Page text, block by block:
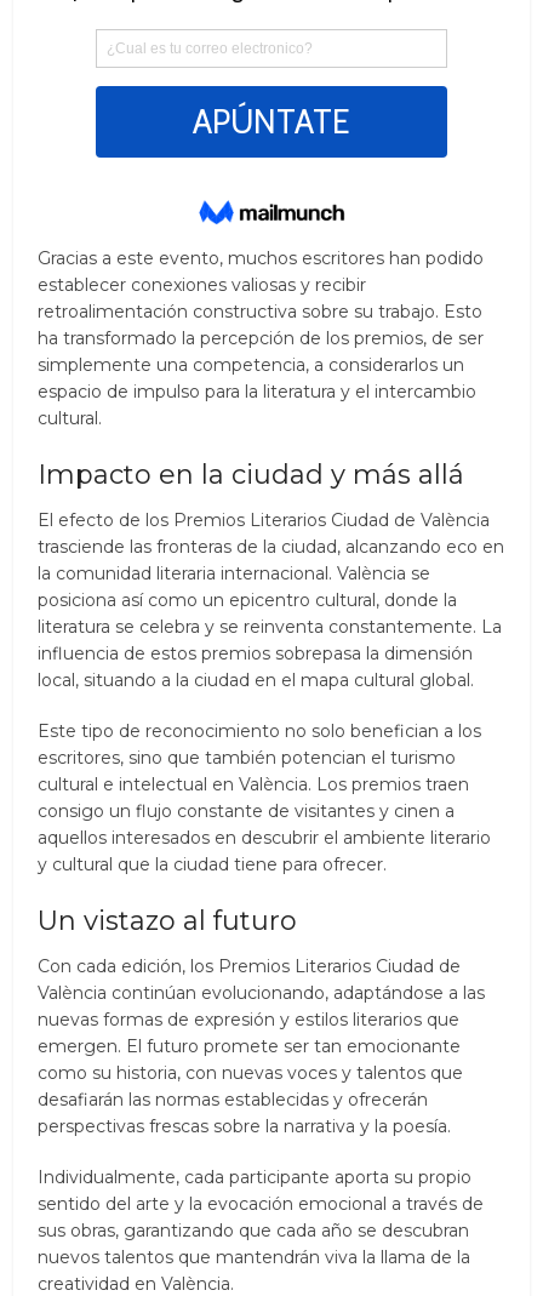
Gracias a este evento, muchos escritores han podido
establecer conexiones valiosas y recibir
retroalimentación constructiva sobre su trabajo. Esto
ha transformado la percepción de los premios, de ser
simplemente una competencia, a considerarlos un
espacio de impulso para la literatura y el intercambio
cultural.
Impacto en la ciudad y más allá
El efecto de los Premios Literarios Ciudad de València
trasciende las fronteras de la ciudad, alcanzando eco en
la comunidad literaria internacional. València se
posiciona así como un epicentro cultural, donde la
literatura se celebra y se reinventa constantemente. La
influencia de estos premios sobrepasa la dimensión
local, situando a la ciudad en el mapa cultural global.
Este tipo de reconocimiento no solo benefician a los
escritores, sino que también potencian el turismo
cultural e intelectual en València. Los premios traen
consigo un flujo constante de visitantes y cinen a
aquellos interesados en descubrir el ambiente literario
y cultural que la ciudad tiene para ofrecer.
Un vistazo al futuro
Con cada edición, los Premios Literarios Ciudad de
València continúan evolucionando, adaptándose a las
nuevas formas de expresión y estilos literarios que
emergen. El futuro promete ser tan emocionante
como su historia, con nuevas voces y talentos que
desafiarán las normas establecidas y ofrecerán
perspectivas frescas sobre la narrativa y la poesía.
Individualmente, cada participante aporta su propio
sentido del arte y la evocación emocional a través de
sus obras, garantizando que cada año se descubran
nuevos talentos que mantendrán viva la llama de la
creatividad en València.